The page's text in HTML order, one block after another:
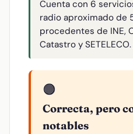
Cuenta con 6
radio aproximado de
procedentes de INE,
Catastro y SETELECO.
🟠
Correcta, pero
notables